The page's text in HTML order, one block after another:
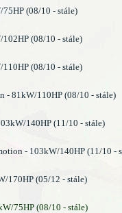
(08/10 - stále)
(08/10 - stále)
(08/10 - stále)
- 81kW/110HP (08/10 - stále)
140HP (11/10 - stále)
- 103kW/140HP (11/10 -
170HP (05/12 - stále)
75HP (08/10 - stále)